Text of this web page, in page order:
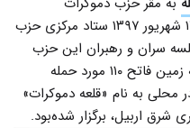
کردستان را انجام داده‌بود. روز شنبه ۱۷ شهریور ۱۳۹۷ ستاد مرکزی حزب
سران و رهبران این حزب
زمین به زمین فاتح ۱۱۰ مورد حمله
محلی به نام «قلعه دموکرات»